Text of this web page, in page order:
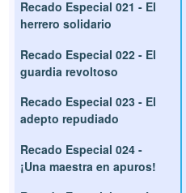
Recado Especial 021 - El
herrero solidario
Recado Especial 022 - El
guardia revoltoso
Recado Especial 023 - El
adepto repudiado
Recado Especial 024 -
¡Una maestra en apuros!